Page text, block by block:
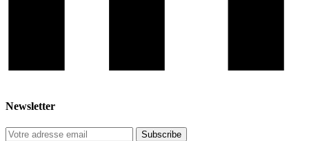
Newsletter
Subscribe